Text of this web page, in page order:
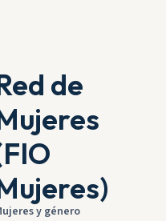
de
y género